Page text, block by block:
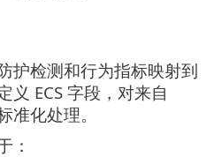
护检测和行为指标映射到
义 ECS 字段，对来自
准化处理。
：